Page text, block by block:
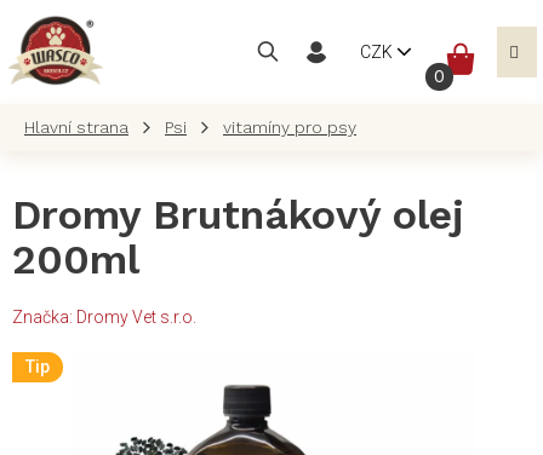
obsah
CZK
Psi vitamíny pro psy
Dromy Brutnákový olej
200ml
Značka: Dromy Vet s.r.o.
Tip